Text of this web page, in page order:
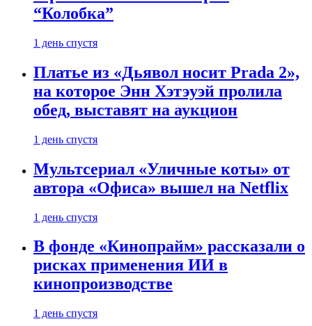
“Колобка”
1 день спустя
Платье из «Дьявол носит Prada 2»,
на которое Энн Хэтэуэй пролила
обед, выставят на аукцион
1 день спустя
Мультсериал «Уличные коты» от
автора «Офиса» вышел на Netflix
1 день спустя
В фонде «Кинопрайм» рассказали о
рисках применения ИИ в
кинопроизводстве
1 день спустя